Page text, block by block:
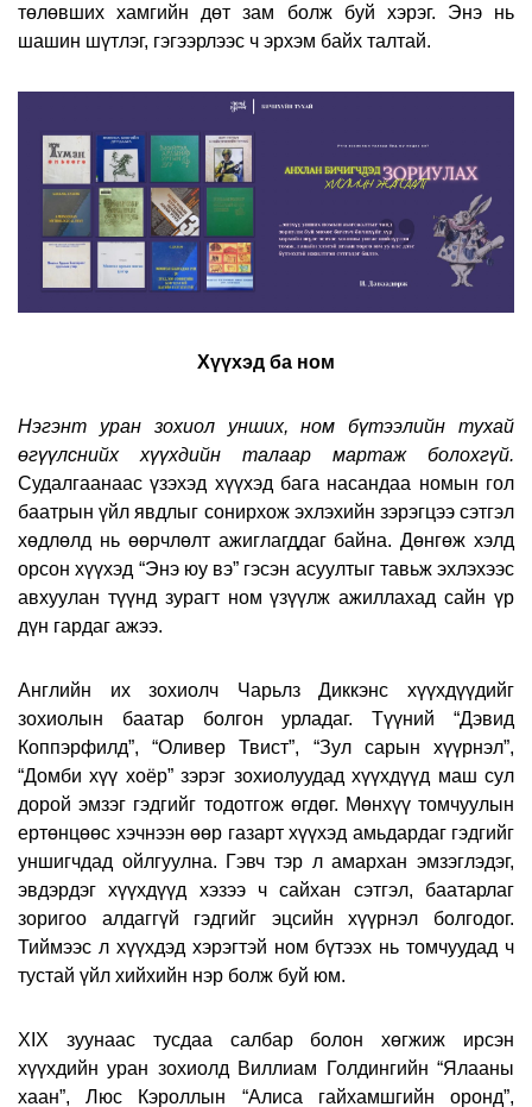
төлөвших хамгийн дөт зам болж буй хэрэг. Энэ нь
шашин шүтлэг, гэгээрлээс ч эрхэм байх талтай.
Хүүхэд ба ном
Нэгэнт уран зохиол унших, ном бүтээлийн тухай
өгүүлснийх хүүхдийн талаар мартаж болохгүй.
Судалгаанаас үзэхэд хүүхэд бага насандаа номын гол
баатрын үйл явдлыг сонирхож эхлэхийн зэрэгцээ сэтгэл
хөдлөлд нь өөрчлөлт ажиглагддаг байна. Дөнгөж хэлд
орсон хүүхэд “Энэ юу вэ” гэсэн асуултыг тавьж эхлэхээс
авхуулан түүнд зурагт ном үзүүлж ажиллахад сайн үр
дүн гардаг ажээ.
Английн их зохиолч Чарьлз Диккэнс хүүхдүүдийг
зохиолын баатар болгон урладаг. Түүний “Дэвид
Коппэрфилд”, “Оливер Твист”, “Зул сарын хүүрнэл”,
“Домби хүү хоёр” зэрэг зохиолуудад хүүхдүүд маш сул
дорой эмзэг гэдгийг тодотгож өгдөг. Мөнхүү томчуулын
ертөнцөөс хэчнээн өөр газарт хүүхэд амьдардаг гэдгийг
уншигчдад ойлгуулна. Гэвч тэр л амархан эмзэглэдэг,
эвдэрдэг хүүхдүүд хэзээ ч сайхан сэтгэл, баатарлаг
зоригоо алдаггүй гэдгийг эцсийн хүүрнэл болгодог.
Тиймээс л хүүхдэд хэрэгтэй ном бүтээх нь томчуудад ч
тустай үйл хийхийн нэр болж буй юм.
XIX зуунаас тусдаа салбар болон хөгжиж ирсэн
хүүхдийн уран зохиолд Виллиам Голдингийн “Ялааны
хаан”, Люс Кэроллын “Алиса гайхамшгийн оронд”,